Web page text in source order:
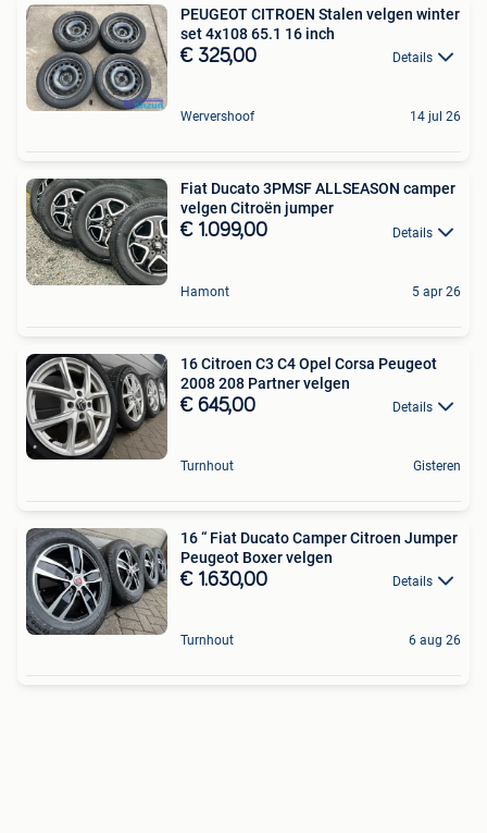
PEUGEOT CITROEN Stalen velgen winter
set 4x108 65.1 16 inch
€ 325,00 Details
Wervershoof 14 jul 26
Fiat Ducato 3PMSF ALLSEASON camper
velgen Citroën jumper
€ 1.099,00 Details
Hamont 5 apr 26
16 Citroen C3 C4 Opel Corsa Peugeot
2008 208 Partner velgen
€ 645,00 Details
Turnhout Gisteren
16 “ Fiat Ducato Camper Citroen Jumper
Peugeot Boxer velgen
€ 1.630,00 Details
Turnhout 6 aug 26